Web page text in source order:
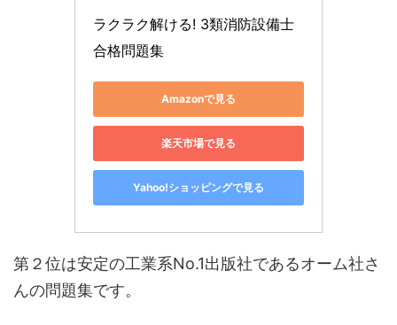
ラクラク解ける! 3類消防設備士
合格問題集
Amazonで見る
楽天市場で見る
Yahoo!ショッピングで見る
第２位は安定の工業系No.1出版社であるオーム社さ
んの問題集です。